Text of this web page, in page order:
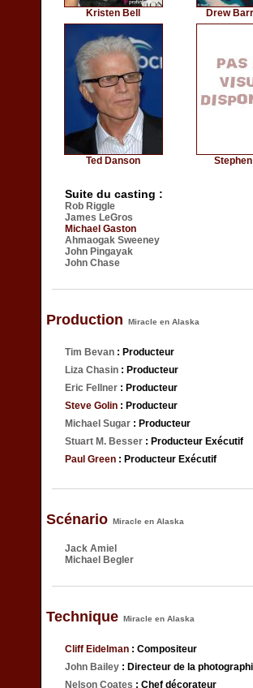
Kristen Bell Drew
Ted Danson
Suite du casting :
Rob Riggle
James LeGros
Michael Gaston
Ahmaogak Sweeney
John Pingayak
John Chase
Production Miracle en Alaska
Tim Bevan : Producteur
Liza Chasin : Producteur
Eric Fellner : Producteur
Steve Golin : Producteur
Michael Sugar : Producteur
Stuart M. Besser : Producteur Exécutif
Paul Green : Producteur Exécutif
Scénario Miracle en Alaska
Jack Amiel
Michael Begler
Technique Miracle en Alaska
Cliff Eidelman : Compositeur
John Bailey : Directeur de la
Nelson Coates : Chef décorateur